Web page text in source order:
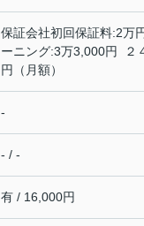
保証会社初回保証料:2万
ーニング:3万3,000円 ２
円（月額）
-
- / -
有 / 16,000円